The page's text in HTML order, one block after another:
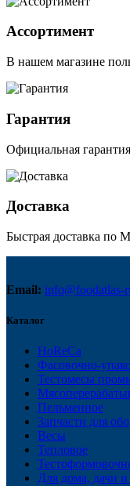
Ассортимент
В нашем магазине
Гарантия
Официальная
Доставка
Быстрая доставка по
Email: info@foodatlas-
Каталог
HoReCa
Фасовочно-
Тестомесы
Пельменное
Запчасти для
Весы
Тепловое
Для дома, дачи